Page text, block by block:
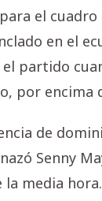
el cuadro
en el
partido
por encima
de
Senny
la media hora.